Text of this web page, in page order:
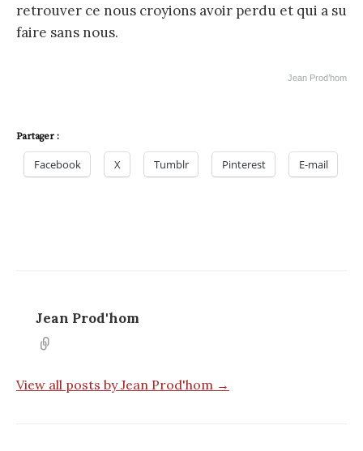
retrouver ce nous croyions avoir perdu et qui a su
faire sans nous.
Jean Prod’hom
Partager :
Facebook X Tumblr Pinterest E-mail
Jean Prod'hom
View all posts by Jean Prod'hom →